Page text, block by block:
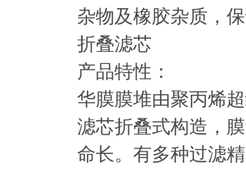
杂物及橡胶杂质，
折叠滤芯
产品特性：
华膜膜堆由聚丙烯
滤芯折叠式构造，
命长。有多种过滤